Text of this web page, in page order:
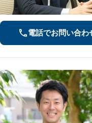
電話でお問い合わ